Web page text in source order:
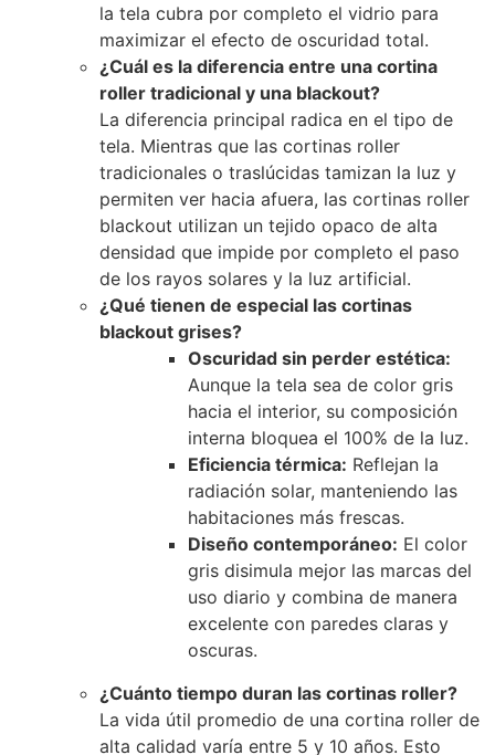
la tela cubra por completo el vidrio para
maximizar el efecto de oscuridad total.
¿Cuál es la diferencia entre una cortina
roller tradicional y una blackout?
La diferencia principal radica en el tipo de
tela. Mientras que las cortinas roller
tradicionales o traslúcidas tamizan la luz y
permiten ver hacia afuera, las cortinas roller
blackout utilizan un tejido opaco de alta
densidad que impide por completo el paso
de los rayos solares y la luz artificial.
¿Qué tienen de especial las cortinas
blackout grises?
Oscuridad sin perder estética:
Aunque la tela sea de color gris
hacia el interior, su composición
interna bloquea el 100% de la luz.
Eficiencia térmica: Reflejan la
radiación solar, manteniendo las
habitaciones más frescas.
Diseño contemporáneo: El color
gris disimula mejor las marcas del
uso diario y combina de manera
excelente con paredes claras y
oscuras.
¿Cuánto tiempo duran las cortinas roller?
La vida útil promedio de una cortina roller de
alta calidad varía entre 5 y 10 años. Esto